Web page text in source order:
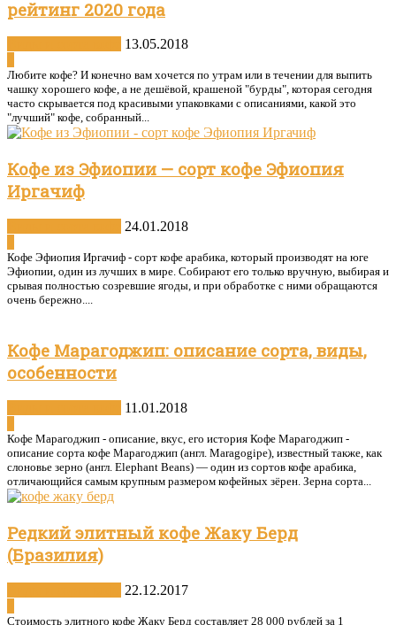
рейтинг 2020 года
13.05.2018
Любите кофе? И конечно вам хочется по утрам или в течении для выпить
чашку хорошего кофе, а не дешёвой, крашеной "бурды", которая сегодня
часто скрывается под красивыми упаковками с описаниями, какой это
"лучший" кофе, собранный...
Кофе из Эфиопии — сорт кофе Эфиопия
Иргачиф
24.01.2018
Кофе Эфиопия Иргачиф - сорт кофе арабика, который производят на юге
Эфиопии, один из лучших в мире. Собирают его только вручную, выбирая и
срывая полностью созревшие ягоды, и при обработке с ними обращаются
очень бережно....
Кофе Марагоджип: описание сорта, виды,
особенности
11.01.2018
Кофе Марагоджип - описание, вкус, его история Кофе Марагоджип -
описание сорта кофе Марагоджип (англ. Maragogipe), известный также, как
слоновье зерно (англ. Elephant Beans) — один из сортов кофе арабика,
отличающийся самым крупным размером кофейных зёрен. Зерна сорта...
Редкий элитный кофе Жаку Берд
(Бразилия)
22.12.2017
Стоимость элитного кофе Жаку Берд составляет 28 000 рублей за 1